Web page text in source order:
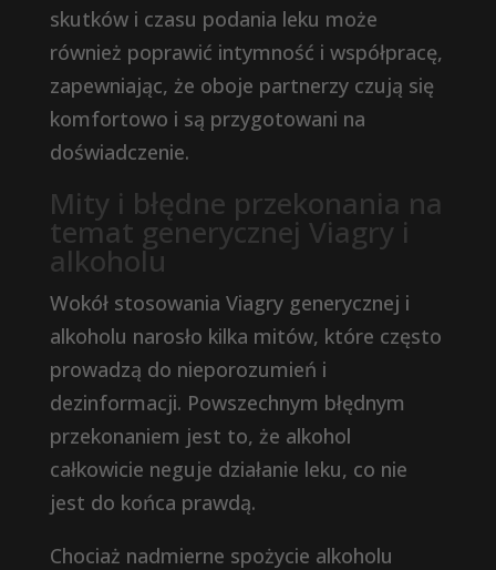
skutków i czasu podania leku może
również poprawić intymność i współpracę,
zapewniając, że oboje partnerzy czują się
komfortowo i są przygotowani na
doświadczenie.
Mity i błędne przekonania na
temat generycznej Viagry i
alkoholu
Wokół stosowania Viagry generycznej i
alkoholu narosło kilka mitów, które często
prowadzą do nieporozumień i
dezinformacji. Powszechnym błędnym
przekonaniem jest to, że alkohol
całkowicie neguje działanie leku, co nie
jest do końca prawdą.
Chociaż nadmierne spożycie alkoholu